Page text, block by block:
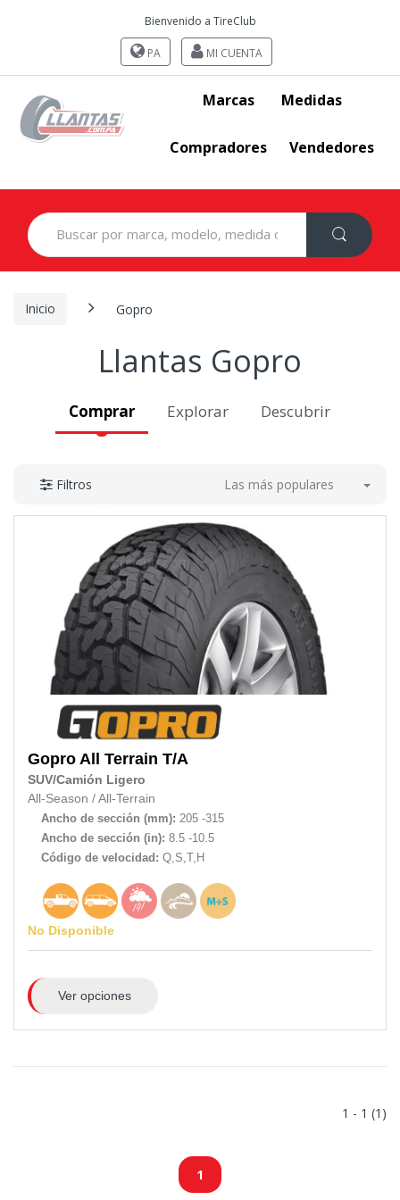
Bienvenido a TireClub
PA MI CUENTA
Marcas Medidas
Compradores Vendedores
Search
for:
Inicio Gopro
Llantas Gopro
Comprar Explorar Descubrir
Filtros Las más populares
Gopro All Terrain T/A
SUV/Camión Ligero
All-Season / All-Terrain
Ancho de sección (mm): 205 -315
Ancho de sección (in): 8.5 -10.5
Código de velocidad: Q,S,T,H
No Disponible
Ver opciones
1 - 1 (1)
1